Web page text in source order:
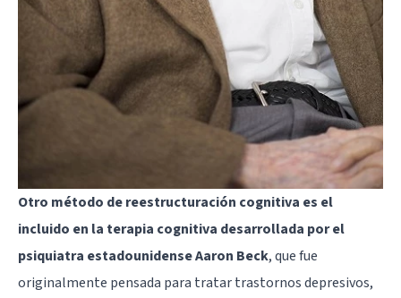
Otro método de reestructuración cognitiva es el
incluido en la terapia cognitiva desarrollada por el
psiquiatra estadounidense Aaron Beck, que fue
originalmente pensada para tratar trastornos depresivos,